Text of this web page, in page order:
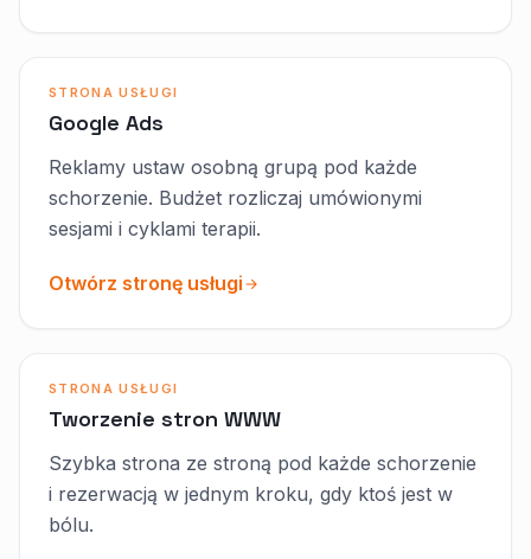
STRONA USŁUGI
Google Ads
Reklamy ustaw osobną grupą pod każde
schorzenie. Budżet rozliczaj umówionymi
sesjami i cyklami terapii.
Otwórz stronę usługi
STRONA USŁUGI
Tworzenie stron WWW
Szybka strona ze stroną pod każde schorzenie
i rezerwacją w jednym kroku, gdy ktoś jest w
bólu.